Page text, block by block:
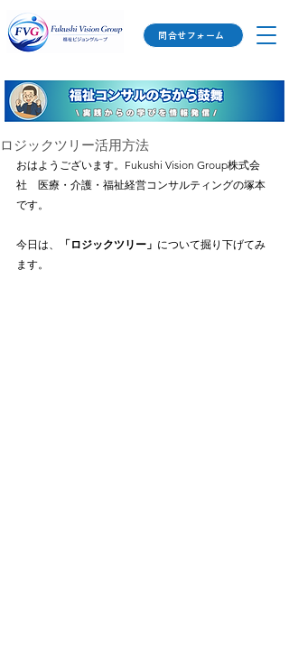
問合せフォーム
ロジックツリー活用方法
おはようございます。Fukushi Vision Group株式会
社　医療・介護・福祉経営コンサルティングの塚本
です。
今日は、 「ロジックツリー」 について掘り下げてみ
ます。